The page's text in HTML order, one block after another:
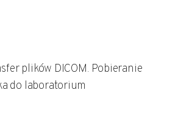
plików DICOM. Pobieranie
do laboratorium